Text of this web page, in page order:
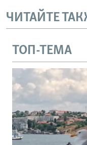
ЧИТАЙТЕ
ТОП-ТЕМА